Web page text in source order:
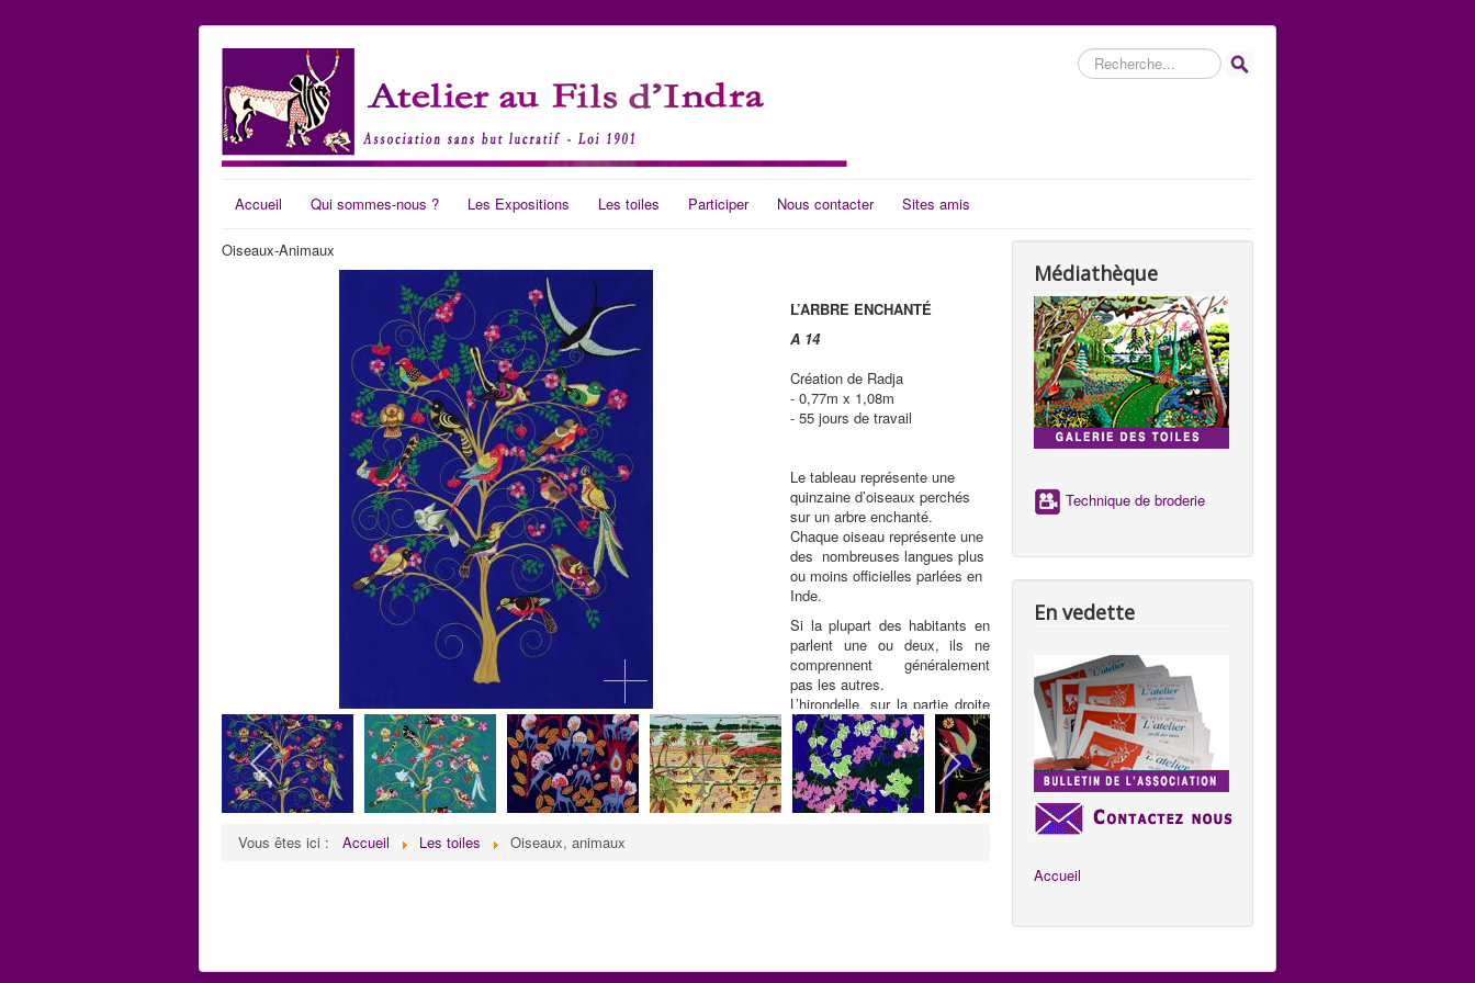
Rechercher
Accueil Qui sommes-nous ? Les Expositions Les toiles Participer Nous contacter Sites amis
Oiseaux-Animaux
L’ARBRE ENCHANTÉ
A 14
Création de Radja
- 0,77m x 1,08m
- 55 jours de travail
Le tableau représente une
quinzaine d’oiseaux perchés
sur un arbre enchanté.
Chaque oiseau représente une
des nombreuses langues plus
ou moins officielles parlées en
Inde.
Si la plupart des habitants en
parlent une ou deux, ils ne
comprennent généralement
pas les autres.
L’hirondelle, sur la partie droite
du tableau représente la langue
venue d’ailleurs, l’anglais,
arrivée au secours de toutes
les autres car c’est elle qui est
parlée un peu partout et qui
Vous êtes ici : Accueil Les toiles Oiseaux, animaux
Médiathèque
Technique de broderie
En vedette
Accueil